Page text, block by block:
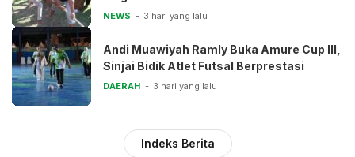
NEWS 3 hari yang lalu
Andi Muawiyah Ramly Buka Amure Cup III,
Sinjai Bidik Atlet Futsal Berprestasi
DAERAH 3 hari yang lalu
Indeks Berita